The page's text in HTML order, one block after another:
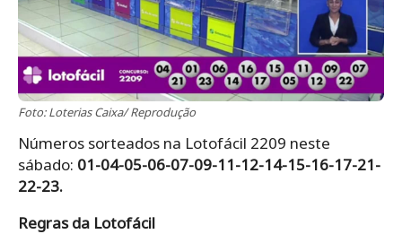
Foto: Loterias Caixa/ Reprodução
Números sorteados na Lotofácil 2209 neste
sábado: 01-04-05-06-07-09-11-12-14-15-16-17-21-
22-23.
Regras da Lotofácil